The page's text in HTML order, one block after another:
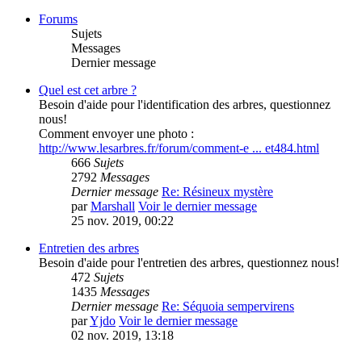
Forums
Sujets
Messages
Dernier message
Quel est cet arbre ?
Besoin d'aide pour l'identification des arbres, questionnez
nous!
Comment envoyer une photo :
http://www.lesarbres.fr/forum/comment-e ... et484.html
666 Sujets
2792 Messages
Dernier message Re: Résineux mystère
parMarshall Voir le dernier message
25 nov. 2019, 00:22
Entretien des arbres
Besoin d'aide pour l'entretien des arbres, questionnez nous!
472 Sujets
1435 Messages
Dernier message Re: Séquoia sempervirens
parYjdo Voir le dernier message
02 nov. 2019, 13:18